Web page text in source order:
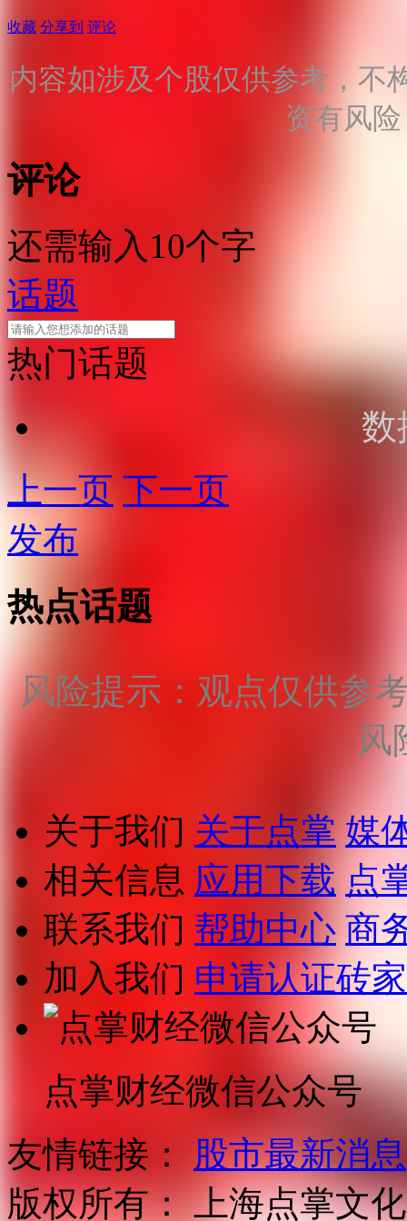
收藏 分享到 评论
内容如涉及个股仅供参考，不
资有风
评论
还需输入10个字
话题
热门话题
数
上一页 下一页
发布
热点话题
风险提示：观点仅供参
风
关于我们 关于点掌 媒
相关信息 应用下载 点
联系我们 帮助中心 商
加入我们 申请认证砖家
点掌财经微信公众号
友情链接：
股市最新消息
版权所有： 上海点掌文